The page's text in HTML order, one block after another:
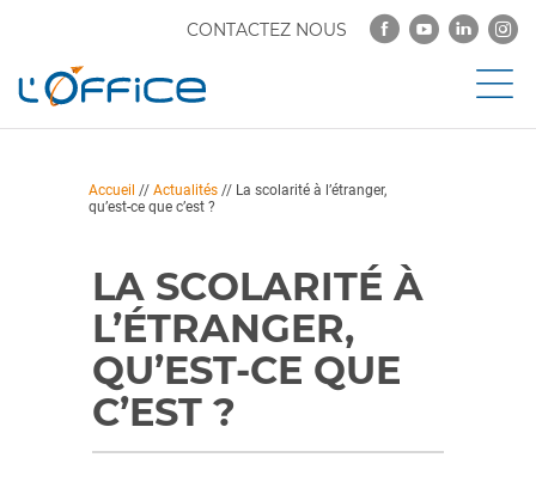
CONTACTEZ NOUS
Accueil // Actualités // La scolarité à l’étranger,
qu’est-ce que c’est ?
LA SCOLARITÉ À
L’ÉTRANGER,
QU’EST-CE QUE
C’EST ?